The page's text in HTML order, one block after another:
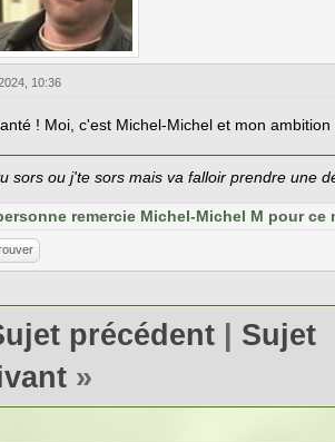
10:36
! Moi, c'est Michel-Michel et mon
sors ou j'te sors mais va falloir prendre une
remercie Michel-Michel M pour ce
précédent | Sujet
»